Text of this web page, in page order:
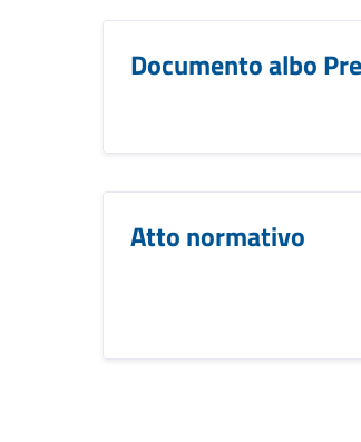
Documento albo
Atto normativo